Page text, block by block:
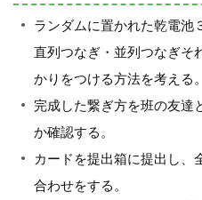
ランダムに置かれた乾電池
直列つなぎ・並列つなぎそ
かりをつける方法を考える。
完成した繋ぎ方を班の友達
か確認する。
カードを提出箱に提出し、
合わせをする。